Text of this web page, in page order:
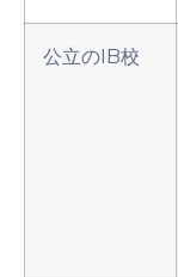
公立のIB校